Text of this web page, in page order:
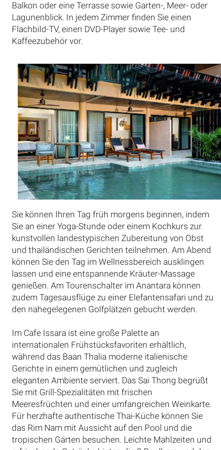
Balkon oder eine Terrasse sowie Garten-, Meer- oder
Lagunenblick. In jedem Zimmer finden Sie einen
Flachbild-TV, einen DVD-Player sowie Tee- und
Kaffeezubehör vor.
Sie können Ihren Tag früh morgens beginnen, indem
Sie an einer Yoga-Stunde oder einem Kochkurs zur
kunstvollen landestypischen Zubereitung von Obst
und thailändischen Gerichten teilnehmen. Am Abend
können Sie den Tag im Wellnessbereich ausklingen
lassen und eine entspannende Kräuter-Massage
genießen. Am Tourenschalter im Anantara können
zudem Tagesausflüge zu einer Elefantensafari und zu
den nahegelegenen Golfplätzen gebucht werden.
Im Cafe Issara ist eine große Palette an
internationalen Frühstücksfavoriten erhältlich,
während das Baan Thalia moderne italienische
Gerichte in einem gemütlichen und zugleich
eleganten Ambiente serviert. Das Sai Thong begrüßt
Sie mit Grill-Spezialitäten mit frischen
Meeresfrüchten und einer umfangreichen Weinkarte.
Für herzhafte authentische Thai-Küche können Sie
das Rim Nam mit Aussicht auf den Pool und die
tropischen Gärten besuchen. Leichte Mahlzeiten und